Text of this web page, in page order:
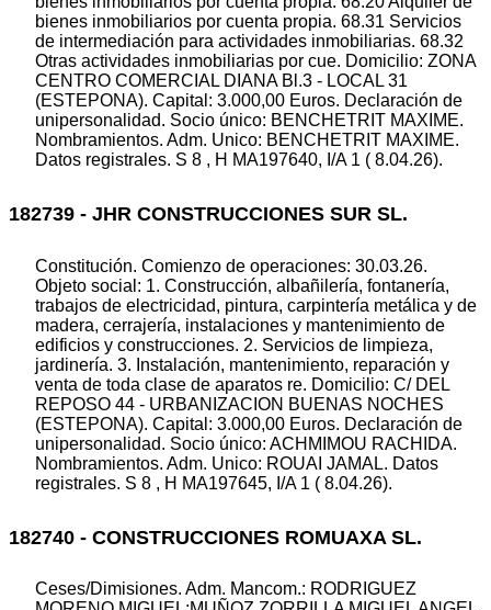
bienes inmobiliarios por cuenta propia. 68.31 Servicios
de intermediación para actividades inmobiliarias. 68.32
Otras actividades inmobiliarias por cue. Domicilio: ZONA
CENTRO COMERCIAL DIANA Bl.3 - LOCAL 31
(ESTEPONA). Capital: 3.000,00 Euros. Declaración de
unipersonalidad. Socio único: BENCHETRIT MAXIME.
Nombramientos. Adm. Unico: BENCHETRIT MAXIME.
Datos registrales. S 8 , H MA197640, I/A 1 ( 8.04.26).
182739 - JHR CONSTRUCCIONES SUR SL.
Constitución. Comienzo de operaciones: 30.03.26.
Objeto social: 1. Construcción, albañilería, fontanería,
trabajos de electricidad, pintura, carpintería metálica y de
madera, cerrajería, instalaciones y mantenimiento de
edificios y construcciones. 2. Servicios de limpieza,
jardinería. 3. Instalación, mantenimiento, reparación y
venta de toda clase de aparatos re. Domicilio: C/ DEL
REPOSO 44 - URBANIZACION BUENAS NOCHES
(ESTEPONA). Capital: 3.000,00 Euros. Declaración de
unipersonalidad. Socio único: ACHMIMOU RACHIDA.
Nombramientos. Adm. Unico: ROUAI JAMAL. Datos
registrales. S 8 , H MA197645, I/A 1 ( 8.04.26).
182740 - CONSTRUCCIONES ROMUAXA SL.
Ceses/Dimisiones. Adm. Mancom.: RODRIGUEZ